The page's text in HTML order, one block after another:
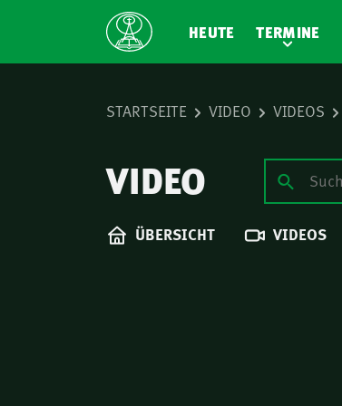
HEUTE TERMINE
STARTSEITE VIDEO VIDEOS
VIDEO
ÜBERSICHT VIDEOS